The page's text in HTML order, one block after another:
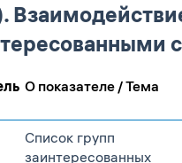
О показателе / Тема
Список групп
заинтересованных